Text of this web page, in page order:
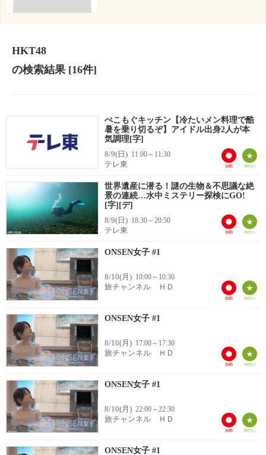
HKT48
の検索結果[16件]
ぺこもぐキッチン【冷たいメン料理で酷
暑を乗り切るぞ】アイドル出身2人が本
気調理[字]
8/9(日) 11:00～11:30
テレ東
世界遺産に潜る！謎の生物＆不思議な絶
景の連続…水中ミステリー探検にGO!
[字][デ]
8/9(日) 18:30～20:50
テレ東
ONSEN女子 #1
8/10(月) 10:00～10:30
旅チャンネル ＨＤ
ONSEN女子 #1
8/10(月) 17:00～17:30
旅チャンネル ＨＤ
ONSEN女子 #1
8/10(月) 22:00～22:30
旅チャンネル ＨＤ
ONSEN女子 #1